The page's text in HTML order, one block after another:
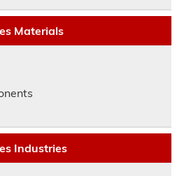
Materials
Industries